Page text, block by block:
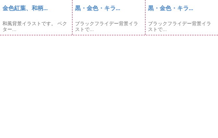
金色紅葉、和柄...
和風背景イラストです。 ベク
ター...
黒・金色・キラ...
ブラックフライデー背景イラ
ストで...
黒・金色・キラ...
ブラックフライデー背景イラ
ストで...